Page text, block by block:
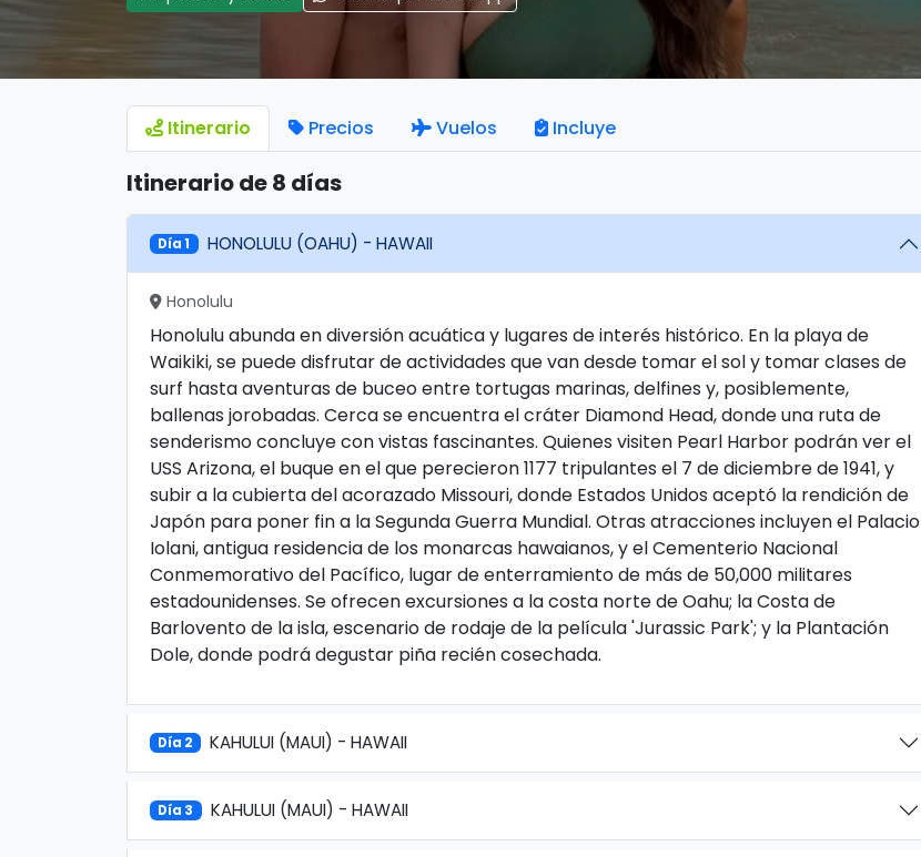
Itinerario Precios Vuelos Incluye
Itinerario de 8 días
Día 1 HONOLULU (OAHU) - HAWAII
Honolulu
Honolulu abunda en diversión acuática y lugares de interés histórico. En la playa de
Waikiki, se puede disfrutar de actividades que van desde tomar el sol y tomar clases de
surf hasta aventuras de buceo entre tortugas marinas, delfines y, posiblemente,
ballenas jorobadas. Cerca se encuentra el cráter Diamond Head, donde una ruta de
senderismo concluye con vistas fascinantes. Quienes visiten Pearl Harbor podrán ver el
USS Arizona, el buque en el que perecieron 1177 tripulantes el 7 de diciembre de 1941, y
subir a la cubierta del acorazado Missouri, donde Estados Unidos aceptó la rendición de
Japón para poner fin a la Segunda Guerra Mundial. Otras atracciones incluyen el Palacio
Iolani, antigua residencia de los monarcas hawaianos, y el Cementerio Nacional
Conmemorativo del Pacífico, lugar de enterramiento de más de 50,000 militares
estadounidenses. Se ofrecen excursiones a la costa norte de Oahu; la Costa de
Barlovento de la isla, escenario de rodaje de la película 'Jurassic Park'; y la Plantación
Dole, donde podrá degustar piña recién cosechada.
Día 2 KAHULUI (MAUI) - HAWAII
Día 3 KAHULUI (MAUI) - HAWAII